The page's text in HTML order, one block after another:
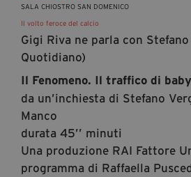
SALA CHIOSTRO SAN DOMENICO
Il volto feroce del calcio
Gigi Riva ne parla con
Quotidiano)
Il Fenomeno. Il traffico di
da un’inchiesta di Stefano
Manco
durata 45’’ minuti
Una produzione RAI Fattore
programma di Raffaella